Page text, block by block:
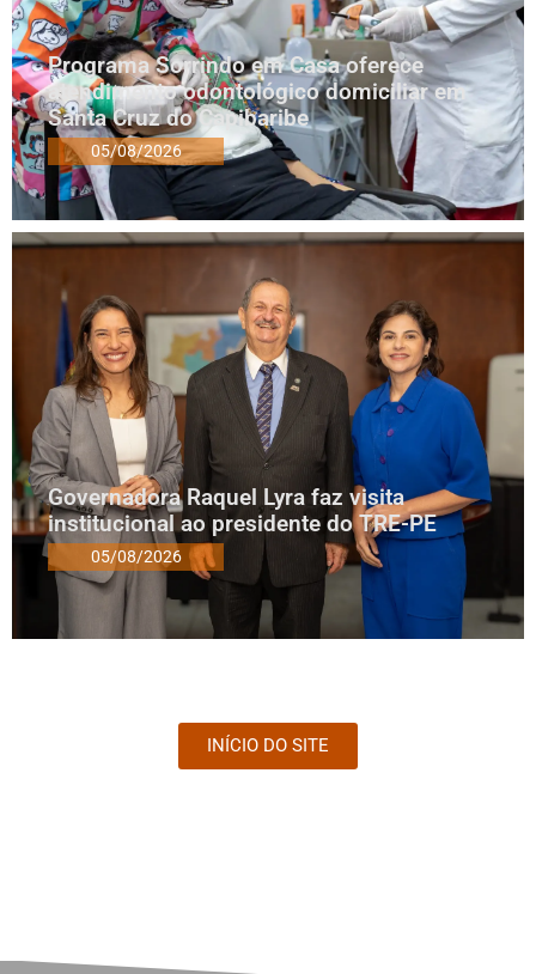
Programa Sorrindo em Casa oferece
atendimento odontológico domiciliar em
Santa Cruz do Capibaribe
05/08/2026
Governadora Raquel Lyra faz visita
institucional ao presidente do TRE-PE
05/08/2026
INÍCIO DO SITE